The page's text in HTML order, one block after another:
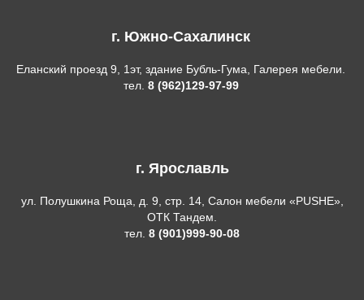
г. Южно-Сахалинск
Еланский проезд 9, 1эт, здание Бубль-Гума, Галерея мебели.
тел. 8 (962)129-97-99
г. Ярославль
ул. Полушкина Роща, д. 9, стр. 14, Салон мебели «PUSHE»,
ОТК Тандем.
тел. 8 (901)999-90-08